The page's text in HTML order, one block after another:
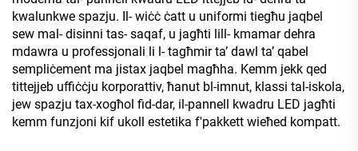
kwalunkwe spazju. Il- wiċċ ċatt u uniformi tiegħu jaqbel
sew mal- disinni tas- saqaf, u jagħti lill- kmamar dehra
mdawra u professjonali li l- tagħmir taʼ dawl taʼ qabel
sempliċement ma jistax jaqbel magħha. Kemm jekk qed
tittejjeb uffiċċju korporattiv, ħanut bl-imnut, klassi tal-iskola,
jew spazju tax-xogħol fid-dar, il-pannell kwadru LED jagħti
kemm funzjoni kif ukoll estetika f'pakkett wieħed kompatt.